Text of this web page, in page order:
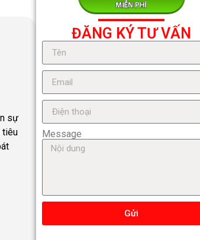
sự
tiêu
ĐĂNG KÝ TƯ VẤN
Message
Gửi